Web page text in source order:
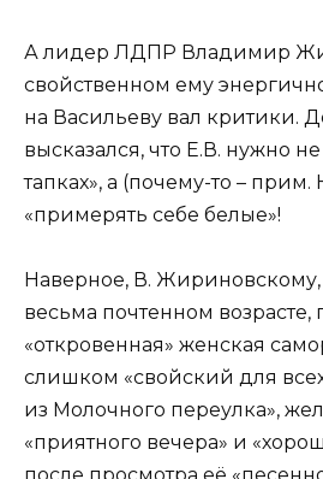
А лидер ЛДПР Владимир
свойственном ему
на Васильеву вал критики.
высказался, что Е.В. нужно
тапках», а (почему-то –
«примерять себе белые»!
Наверное, В.
весьма почтенном возрасте,
«откровенная» женская
слишком «свойский для
из Молочного переулка»,
«приятного вечера» и